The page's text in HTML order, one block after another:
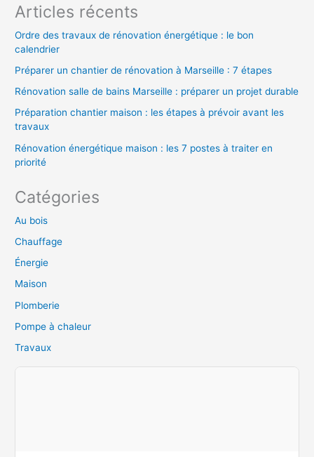
r
:
Articles récents
Ordre des travaux de rénovation énergétique : le bon
calendrier
Préparer un chantier de rénovation à Marseille : 7 étapes
Rénovation salle de bains Marseille : préparer un projet durable
Préparation chantier maison : les étapes à prévoir avant les
travaux
Rénovation énergétique maison : les 7 postes à traiter en
priorité
Catégories
Au bois
Chauffage
Énergie
Maison
Plomberie
Pompe à chaleur
Travaux